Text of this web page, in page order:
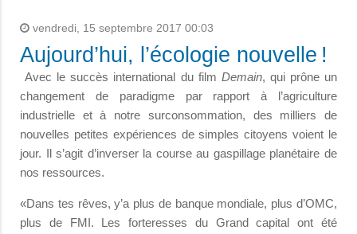
vendredi, 15 septembre 2017 00:03
Aujourd’hui, l’écologie nouvelle !
Avec le succès international du film Demain, qui prône un
changement de paradigme par rapport à l’agriculture
industrielle et à notre surconsommation, des milliers de
nouvelles petites expériences de simples citoyens voient le
jour. Il s’agit d’inverser la course au gaspillage planétaire de
nos ressources.
«Dans tes rêves, y’a plus de banque mondiale, plus d’OMC,
plus de FMI. Les forteresses du Grand capital ont été